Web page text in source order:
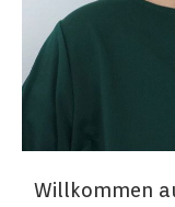
Willkommen